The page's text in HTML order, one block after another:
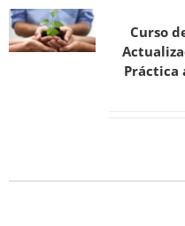
Curso
Práctica